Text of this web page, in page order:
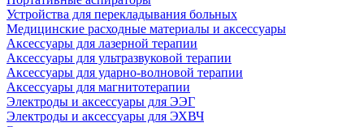
Устройства для перекладывания больных
Медицинские расходные материалы и аксессуары
Аксессуары для лазерной терапии
Аксессуары для ультразвуковой терапии
Аксессуары для ударно-волновой терапии
Аксессуары для магнитотерапии
Электроды и аксессуары для ЭЭГ
Электроды и аксессуары для ЭХВЧ